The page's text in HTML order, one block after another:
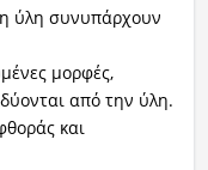
ύλη συνυπάρχουν
μορφές,
από την ύλη.
και